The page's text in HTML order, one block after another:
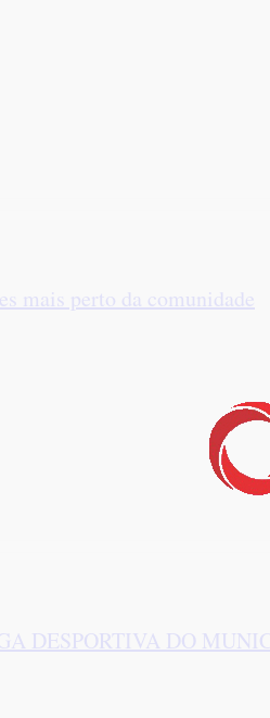
mais perto da comunidade
DESPORTIVA DO